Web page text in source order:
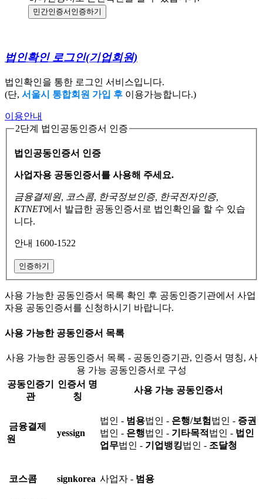
민간인증서 인증하기
법인확인 로그인(기업회원)
법인확인을 통한 로그인 서비스입니다.
(단, 서울시 통합회원 가입 후 이용가능합니다.)
이용안내
2단계 법인공동인증서 인증
법인공동인증서 인증
사업자용 공동인증서를 사용해 주세요.
금융결제원, 코스콤, 한국정보인증, 한국전자인증,
KTNET에서 발급한 공동인증서로 법인확인을 할 수 있습
니다.
안내 1600-1522
인증하기
사용 가능한 공동인증서 목록 확인 후 공동인증기관에서 사업
자용 공동인증서를 신청하시기 바랍니다.
사용 가능한 공동인증서 목록
사용 가능한 공동인증서 목록 - 공동인증기관, 인증서 명칭, 사
용 가능 공동인증서로 구성
공동인증기
관
인증서 명
칭
사용 가능 공동인증서
금융결제
원
yessign
법인 - 범용법인 - 은행/보험 법인 - 증권
법인 - 은행법인 - 기타목적 법인 - 법인
업무법인 - 기업뱅킹법인 - 조달청
코스콤 signkorea 사업자 - 범용